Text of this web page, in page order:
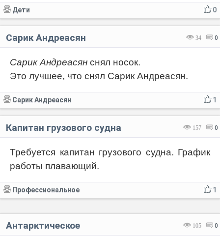
0
Дети
34 0
Сарик Андреасян
Сарик Андреасян снял носок.
Это лучшее, что снял Сарик Андреасян.
1
Сарик Андреасян
157 0
Капитан грузового судна
Требуется капитан грузового судна. График
работы плавающий.
1
Профессиональное
105 0
Антарктическое